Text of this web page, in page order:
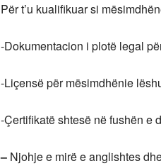
Për t’u kualifikuar si
-Dokumentacion i plotë legal
-Liçensë për mësimdhënie
-Çertifikatë shtesë në fushën e
– Njohje e mirë e anglishtes